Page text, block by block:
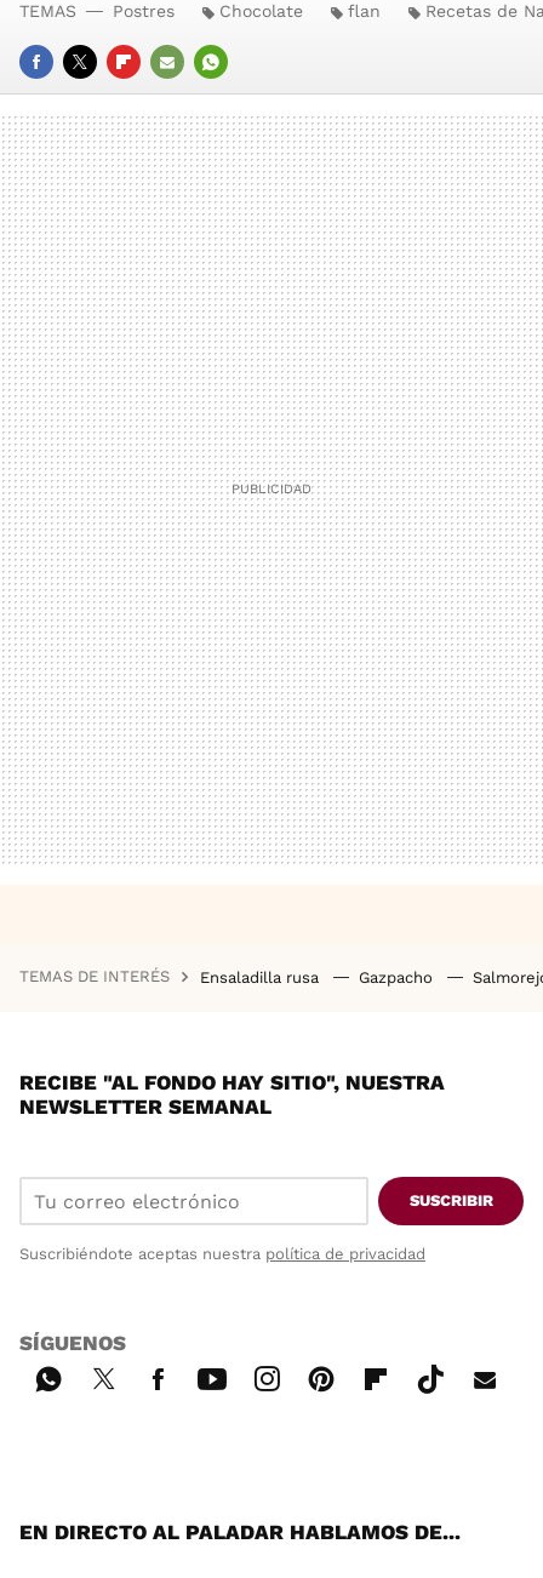
FACEBOOK
TWITTERFLIPBOARD
E-
MAIL
WHATSAPP
TEMAS Postres Chocolate flan Recetas de
TEMAS DE INTERÉS Ensaladilla rusa Gazpacho
RECIBE "AL FONDO HAY SITIO", NUESTRA
NEWSLETTER SEMANAL
SUSCRIBIR
Suscribiéndote aceptas nuestra política de privacidad
SÍGUENOS
EN DIRECTO AL PALADAR HABLAMOS DE...